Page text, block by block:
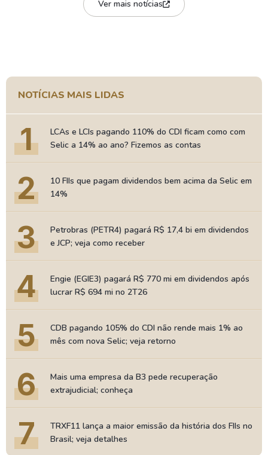
Ver mais notícias
NOTÍCIAS MAIS LIDAS
1
LCAs e LCIs pagando 110% do CDI ficam como com
Selic a 14% ao ano? Fizemos as contas
2
10 FIIs que pagam dividendos bem acima da Selic em
14%
3
Petrobras (PETR4) pagará R$ 17,4 bi em dividendos
e JCP; veja como receber
4
Engie (EGIE3) pagará R$ 770 mi em dividendos após
lucrar R$ 694 mi no 2T26
5
CDB pagando 105% do CDI não rende mais 1% ao
mês com nova Selic; veja retorno
6
Mais uma empresa da B3 pede recuperação
extrajudicial; conheça
7
TRXF11 lança a maior emissão da história dos FIIs no
Brasil; veja detalhes